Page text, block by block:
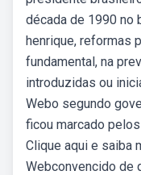
década de 1990 no
henrique, reformas
fundamental, na
introduzidas ou
Webo segundo
ficou marcado
Clique aqui e saiba
Webconvencido de